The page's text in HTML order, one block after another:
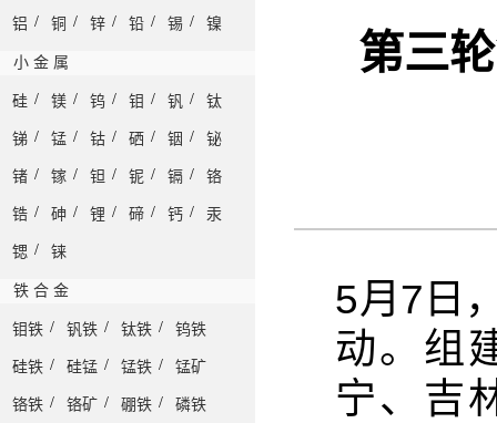
铝 / 铜 / 锌 / 铅 / 锡 / 镍
小 金 属
硅 / 镁 / 钨 / 钼 / 钒 / 钛
锑 / 锰 / 钴 / 硒 / 铟 / 铋
锗 / 镓 / 钽 / 铌 / 镉 / 铬
锆 / 砷 / 锂 / 碲 / 钙 / 汞
锶 / 铼
铁 合 金
钼铁 / 钒铁 / 钛铁 / 钨铁
硅铁 / 硅锰 / 锰铁 / 锰矿
铬铁 / 铬矿 / 硼铁 / 磷铁
第三
5月7日
动。 组
宁、吉